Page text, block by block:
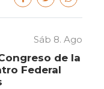
Sáb 8. Ago
de la
Federal